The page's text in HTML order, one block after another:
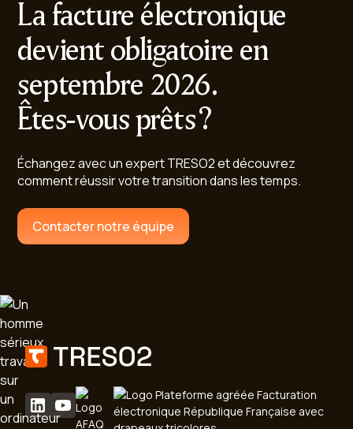
La facture électronique
devient obligatoire en
septembre 2026.
Êtes-vous prêts ?
Échangez avec un expert TRESO2 et découvrez
comment réussir votre transition dans les temps.
Contacter notre équipe